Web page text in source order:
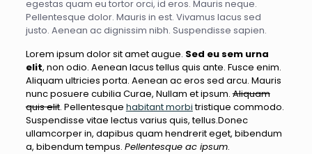
egestas quam eu tortor orci, id eros. Mauris neque.
Pellentesque dolor. Mauris in est. Vivamus lacus sed
justo. Aenean ac dignissim nibh. Suspendisse sapien.
Lorem ipsum dolor sit amet augue. Sed eu sem urna
elit, non odio. Aenean lacus tellus quis ante. Fusce enim.
Aliquam ultricies porta. Aenean ac eros sed arcu. Mauris
nunc posuere cubilia Curae, Nullam et ipsum.Aliquam
quis elit. Pellentesque habitant morbitristique commodo.
Suspendisse vitae lectus varius quis, tellus.Donec
ullamcorper in, dapibus quam hendrerit eget, bibendum
a, bibendum tempus. Pellentesque ac ipsum.